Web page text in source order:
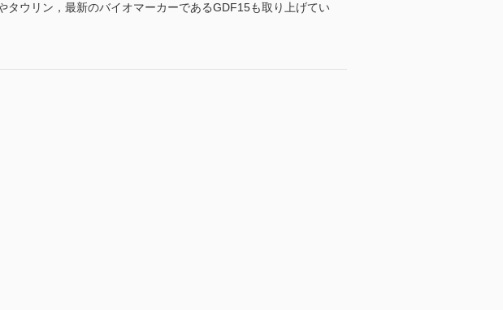
ウリン，最新のバイオマーカーであるGDF15も取り上げてい